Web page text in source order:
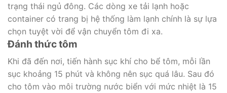
trạng thái ngủ đông. Các dòng xe tải lạnh hoặc
container có trang bị hệ thống làm lạnh chính là sự lựa
chọn tuyệt vời để vận chuyển tôm đi xa.
Đánh thức tôm
Khi đã đến nơi, tiến hành sục khí cho bể tôm, mỗi lần
sục khoảng 15 phút và không nên sục quá lâu. Sau đó
cho tôm vào môi trường nước biển với mức nhiệt là 15